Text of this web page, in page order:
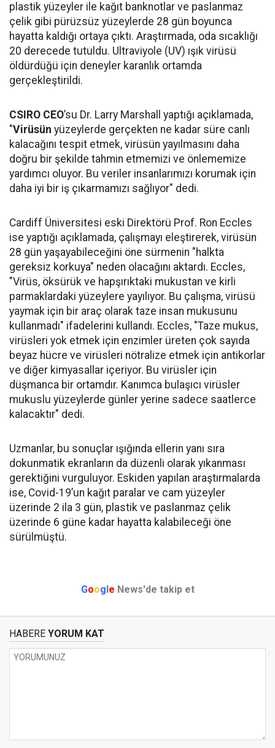
plastik yüzeyler ile kağıt banknotlar ve paslanmaz
çelik gibi pürüzsüz yüzeylerde 28 gün boyunca
hayatta kaldığı ortaya çıktı. Araştırmada, oda sıcaklığı
20 derecede tutuldu. Ultraviyole (UV) ışık virüsü
öldürdüğü için deneyler karanlık ortamda
gerçekleştirildi.
CSIRO CEO’su Dr. Larry Marshall yaptığı açıklamada,
"Virüsün yüzeylerde gerçekten ne kadar süre canlı
kalacağını tespit etmek, virüsün yayılmasını daha
doğru bir şekilde tahmin etmemizi ve önlememize
yardımcı oluyor. Bu veriler insanlarımızı korumak için
daha iyi bir iş çıkarmamızı sağlıyor" dedi.
Cardiff Üniversitesi eski Direktörü Prof. Ron Eccles
ise yaptığı açıklamada, çalışmayı eleştirerek, virüsün
28 gün yaşayabileceğini öne sürmenin "halkta
gereksiz korkuya" neden olacağını aktardı. Eccles,
"Virüs, öksürük ve hapşırıktaki mukustan ve kirli
parmaklardaki yüzeylere yayılıyor. Bu çalışma, virüsü
yaymak için bir araç olarak taze insan mukusunu
kullanmadı" ifadelerini kullandı. Eccles, "Taze mukus,
virüsleri yok etmek için enzimler üreten çok sayıda
beyaz hücre ve virüsleri nötralize etmek için antikorlar
ve diğer kimyasallar içeriyor. Bu virüsler için
düşmanca bir ortamdır. Kanımca bulaşıcı virüsler
mukuslu yüzeylerde günler yerine sadece saatlerce
kalacaktır" dedi.
Uzmanlar, bu sonuçlar ışığında ellerin yanı sıra
dokunmatik ekranların da düzenli olarak yıkanması
gerektiğini vurguluyor. Eskiden yapılan araştırmalarda
ise, Covid-19’un kağıt paralar ve cam yüzeyler
üzerinde 2 ila 3 gün, plastik ve paslanmaz çelik
üzerinde 6 güne kadar hayatta kalabileceği öne
sürülmüştü.
Google News'de takip et
HABERE YORUM KAT